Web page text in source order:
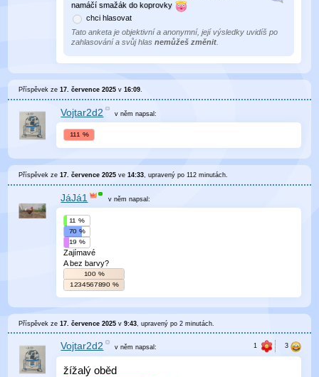
namáčí smažák do koprovky
chci hlasovat
Tato anketa je objektivní a anonymní, její výsledky uvidíš po
zahlasování a svůj hlas nemůžeš změnit.
Příspěvek ze17. července 2025 v16:09
Vojtar2d2 v němnapsal:
111 %
Příspěvek ze17. července 2025 ve14:33, upravenýpo 112 minutách.
JáJá1 v něm napsal:
11 %
70 %
19 %
Zajímavé
A bez barvy?
100 %
1234567890 %
Příspěvek ze17. července 2025 v9:43 , upravenýpo 2 minutách
Vojtar2d2 v němnapsal:
žížalý oběd